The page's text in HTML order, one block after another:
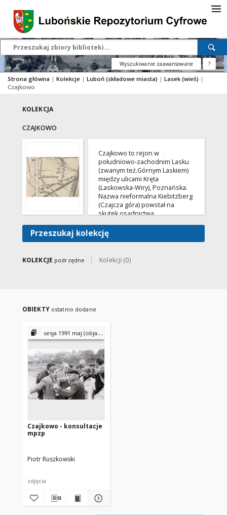
Wyszukiwanie zaawansowane ?
Strona główna | Kolekcje | Luboń (składowe miasta) | Lasek (wieś) |
Czajkowo
KOLEKCJA
CZAJKOWO
Czajkowo to rejon w
południowo-zachodnim Lasku
(zwanym też.Górnym Laskiem)
między ulicami Kręta
(Laskowska-Wiry), Poznańska.
Nazwa nieformalna Kiebitzberg
(Czajcza góra) powstał na
skutek osadnictwa
Występuje m.in. na mapach.
Przeszukaj kolekcję
KOLEKCJE podrzędne Kolekcji (0)
OBIEKTY ostatnio dodane
sesja 1991 maj (objazdowa)
Czajkowo - konsultacje
mpzp
Piotr Ruszkowski
zdjęcia